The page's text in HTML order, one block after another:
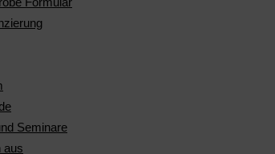
Seminare
aus